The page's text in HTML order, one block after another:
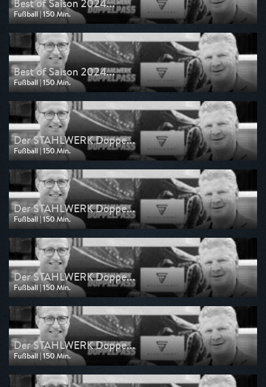
Best of Saison 2024...
Fußball | 150 Min.
Ausgestrahlt von Sport 1
am 08.06.2025, 11:00
Best of Saison 2024...
Fußball | 150 Min.
Ausgestrahlt von Sport 1
am 01.06.2025, 11:00
Der STAHLWERK Doppe...
Fußball | 150 Min.
Ausgestrahlt von Sport 1
am 25.05.2025, 11:00
Der STAHLWERK Doppe...
Fußball | 150 Min.
Ausgestrahlt von Sport 1
am 18.05.2025, 11:00
Der STAHLWERK Doppe...
Fußball | 150 Min.
Ausgestrahlt von Sport 1
am 11.05.2025, 11:00
Der STAHLWERK Doppe...
Fußball | 150 Min.
Ausgestrahlt von Sport 1
am 04.05.2025, 11:00